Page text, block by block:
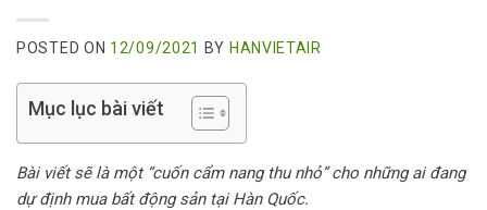
POSTED ON 12/09/2021 BY HANVIETAIR
Mục lục bài viết
Bài viết sẽ là một “cuốn cẩm nang thu nhỏ” cho những ai đang
dự định mua bất động sản tại Hàn Quốc.